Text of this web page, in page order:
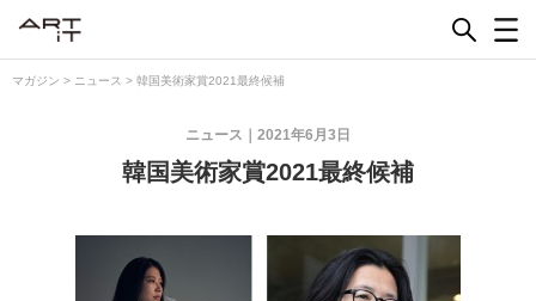
マガジン > ニュース > 韓国美術家賞2021最終候補
2021年6月3日
ニュース
韓国美術家賞2021最終候補